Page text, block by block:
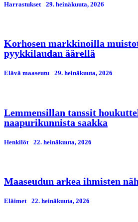
Harrastukset 29. heinäkuuta, 2026
Korhosen markkinoilla
pyykkilaudan äärellä
Elävä maaseutu 29. heinäkuuta, 2026
Lemmensillan tanssit
naapurikunnista saakka
Henkilöt 22. heinäkuuta, 2026
Maaseudun arkea ihmisten
Eläimet 22. heinäkuuta, 2026